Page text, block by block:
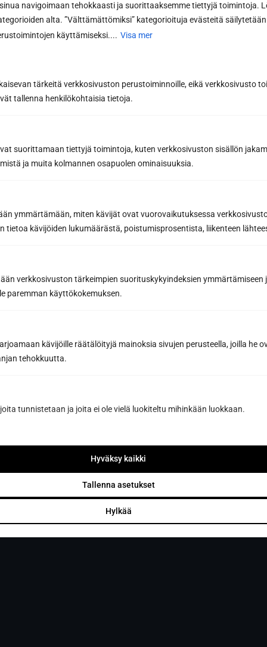
navigoimaan tehokkaasti ja suorittaaksemme tiettyjä toimintoja.
alta. ”Välttämättömiksi” kategorioituja evästeitä säilytetään
käyttämiseksi.... Visa mer
tärkeitä verkkosivuston perustoiminnoille, eikä verkkosivusto
tallenna henkilökohtaisia tietoja.
suorittamaan tiettyjä toimintoja, kuten verkkosivuston sisällön
ja muita kolmannen osapuolen ominaisuuksia.
ymmärtämään, miten kävijät ovat vuorovaikutuksessa
tietoa kävijöiden lukumäärästä, poistumisprosentista, liikenteen
verkkosivuston tärkeimpien suorituskykyindeksien ymmärtämiseen
paremman käyttökokemuksen.
kävijöille räätälöityjä mainoksia sivujen perusteella, joilla he
tehokkuutta.
tunnistetaan ja joita ei ole vielä luokiteltu mihinkään luokkaan.
Hylkää
Tallenna asetukset
Hyväksy kaikki
Designa din bastu
Sun Sauna Oy, Jyväskylä
040 3470 220
Öppet vardagar 9-16 eller enligt överenskommelse.
Avhämtning av gods på vardagar kl. 07.00-15.00
Muuuntotie 3, 01510 VANTAA
info@sunsauna.fi
Öppettider: mån-fre 10-16. Övriga tider enligt